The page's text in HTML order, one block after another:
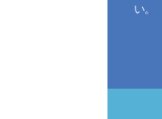
い。